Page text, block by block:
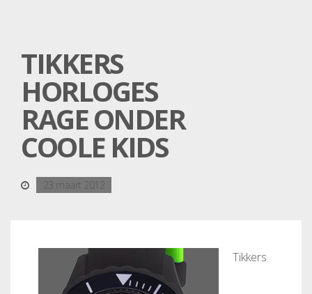
TIKKERS
HORLOGES
RAGE ONDER
COOLE KIDS
23 maart 2012
Tikkers